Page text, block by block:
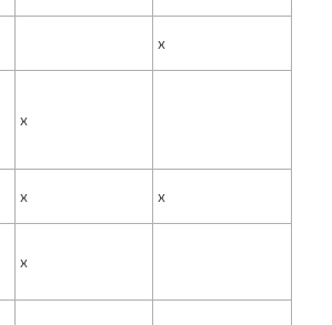
x
x
x x
x